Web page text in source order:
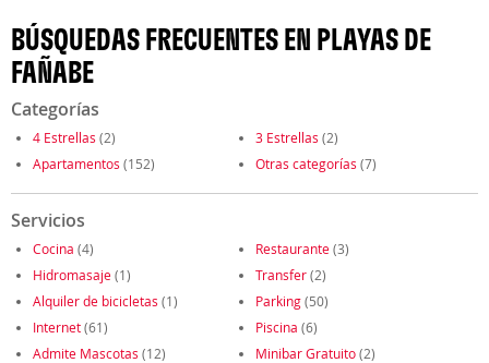
BÚSQUEDAS FRECUENTES EN PLAYAS DE
FAÑABE
Categorías
4 Estrellas (2) 3 Estrellas (2)
Apartamentos (152) Otras categorías (7)
Servicios
Cocina (4) Restaurante(3)
Hidromasaje(1) Transfer(2)
Alquiler de bicicletas (1) Parking(50)
Internet(61) Piscina (6)
Admite Mascotas (12) Minibar Gratuito(2)